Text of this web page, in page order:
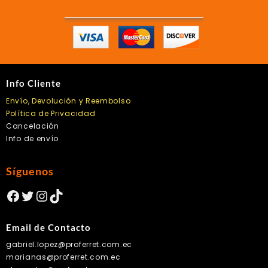
Info Cliente
Envío, Devolución y Reembolso
Política de Privacidad
Cancelación
Info de envío
Síguenos
Facebook
Twitter
Instagram
TikTok
Email de Contacto
gabriel.lopez@proferret.com.ec
marianas@proferret.com.ec